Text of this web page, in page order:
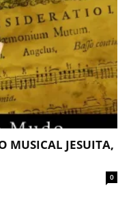
MUSICAL JESUITA,
0